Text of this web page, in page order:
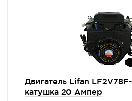
Двигатель Lifan
катушка 20 Ампер